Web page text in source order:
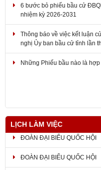
nhiệm kỳ 2026-2031
Thông báo về việc kết luận
nghị Ủy ban bầu cử tỉnh lần
LỊCH LÀM VIỆC
ĐOÀN ĐẠI BIỂU QUỐC HỘI
ĐOÀN ĐẠI BIỂU QUỐC HỘI